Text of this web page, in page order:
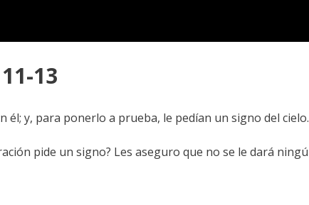
13
y, para ponerlo a prueba, le pedían un signo del cielo.
pide un signo? Les aseguro que no se le dará